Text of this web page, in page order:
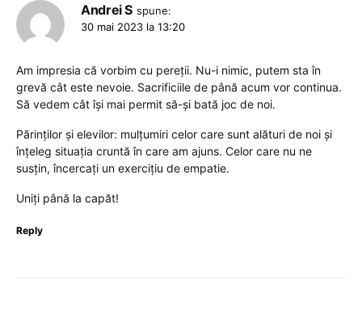
Andrei S spune:
30 mai 2023 la 13:20
Am impresia că vorbim cu pereții. Nu-i nimic, putem sta în
grevă cât este nevoie. Sacrificiile de până acum vor continua.
Să vedem cât își mai permit să-și bată joc de noi.
Părinților și elevilor: mulțumiri celor care sunt alături de noi și
înțeleg situația cruntă în care am ajuns. Celor care nu ne
susțin, încercați un exercițiu de empatie.
Uniți până la capăt!
Reply